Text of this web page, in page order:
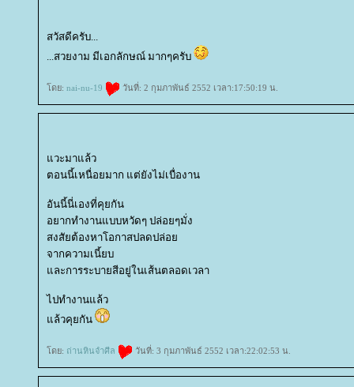
สวัสดีครับ...
...สวยงาม มีเอกลักษณ์ มากๆครับ
ดย: nai-nu-19 วันที่: 2 กุมภาพันธ์ 2552 เวลา:17:50:19 น.
วะมาแล้ว
ตอนนี้เหนื่อยมาก แต่ยังไม่เบื่องาน
อันนี้นี่เองที่คุยกัน
อยากทำงานแบบหวัดๆ ปล่อยๆมั่ง
สงสัยต้องหาโอกาสปลดปล่อ
จากความเนี้ยบ
ละการระบายสีอยู่ในเส้นตลอดเวลา
ไปทำงานแล้ว
ล้วคุยกัน
ดย: ถ่านหินจำศีล วันที่: 3 กุมภาพันธ์ 2552 เวลา:22:02:53 น.